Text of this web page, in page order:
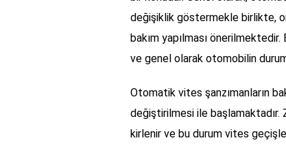
değişiklik göstermekle birlikte,
bakım yapılması önerilmektedir.
ve genel olarak otomobilin
Otomatik vites şanzımanların
değiştirilmesi ile başlamaktadır.
kirlenir ve bu durum vites